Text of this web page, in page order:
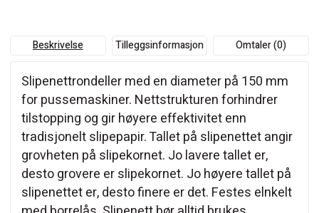
Beskrivelse Tilleggsinformasjon Omtaler (0)
Slipenettrondeller med en diameter på 150 mm
for pussemaskiner. Nettstrukturen forhindrer
tilstopping og gir høyere effektivitet enn
tradisjonelt slipepapir. Tallet på slipenettet angir
grovheten på slipekornet. Jo lavere tallet er,
desto grovere er slipekornet. Jo høyere tallet på
slipenettet er, desto finere er det. Festes elnkelt